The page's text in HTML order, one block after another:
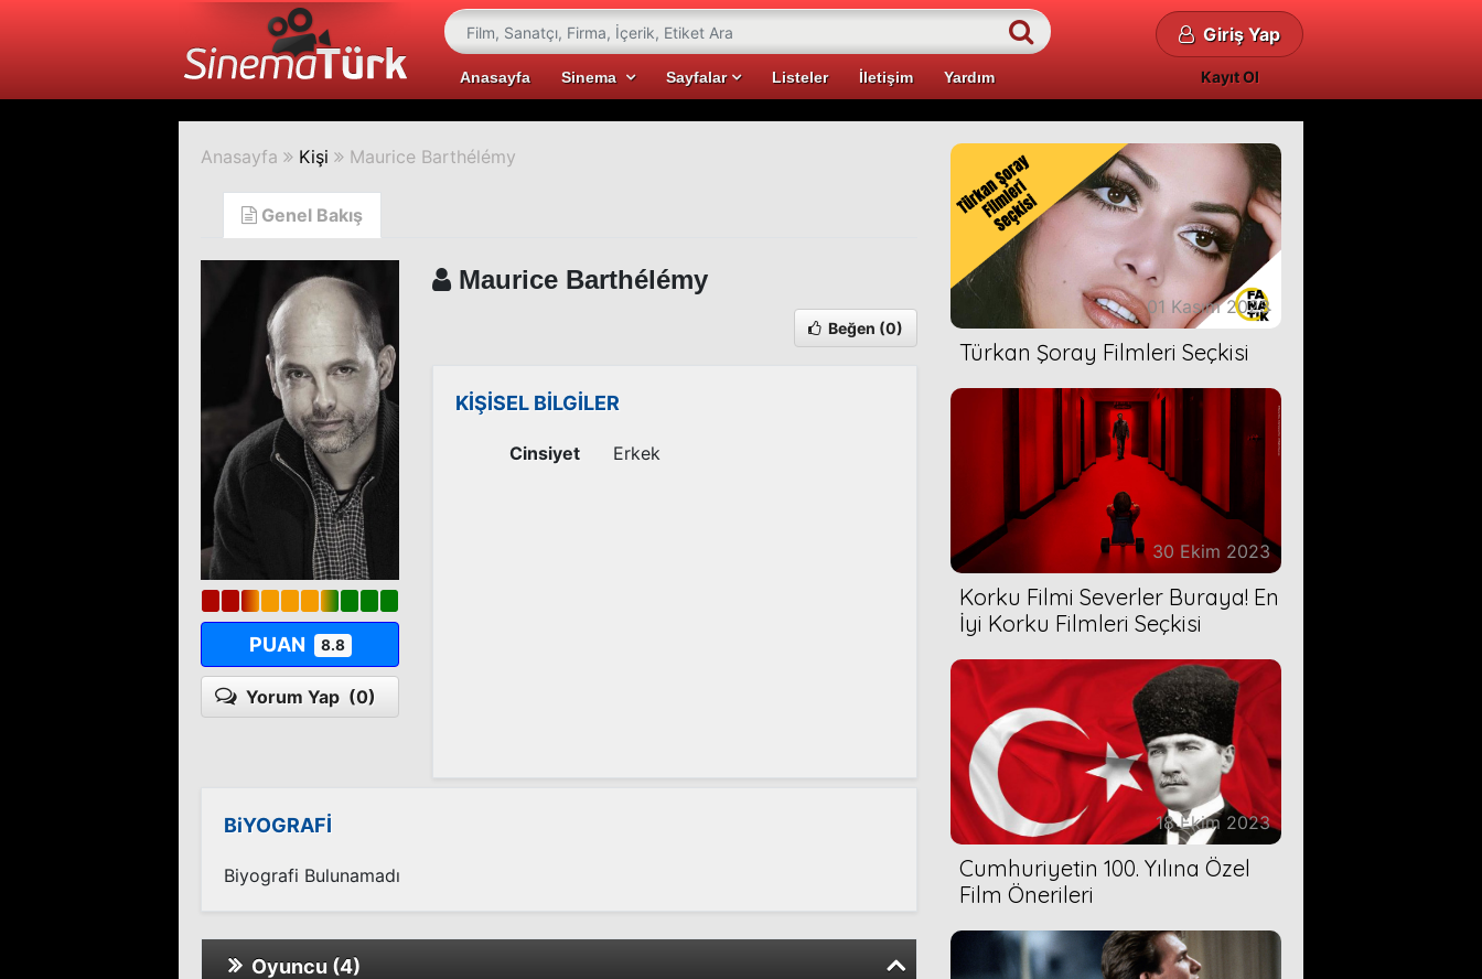
Anasayfa Sinema Sayfalar Listeler İletişim Yardım
Giriş Yap
Kayıt Ol
Anasayfa Kişi Maurice Barthélémy
Genel Bakış
PUAN 8.8
Yorum Yap (0)
Maurice Barthélémy
Beğen (0)
KİŞİSEL BİLGİLER
Cinsiyet Erkek
BiYOGRAFİ
Biyografi Bulunamadı
Oyuncu (4)
01 Kasım 2023
Türkan Şoray Filmleri Seçkisi
30 Ekim 2023
Korku Filmi Severler Buraya! En
İyi Korku Filmleri Seçkisi
18 Ekim 2023
Cumhuriyetin 100. Yılına Özel
Film Önerileri